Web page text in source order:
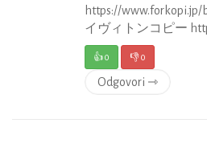
https://
イヴィトンコピー
👍0 👎0
Odgovori ⇾